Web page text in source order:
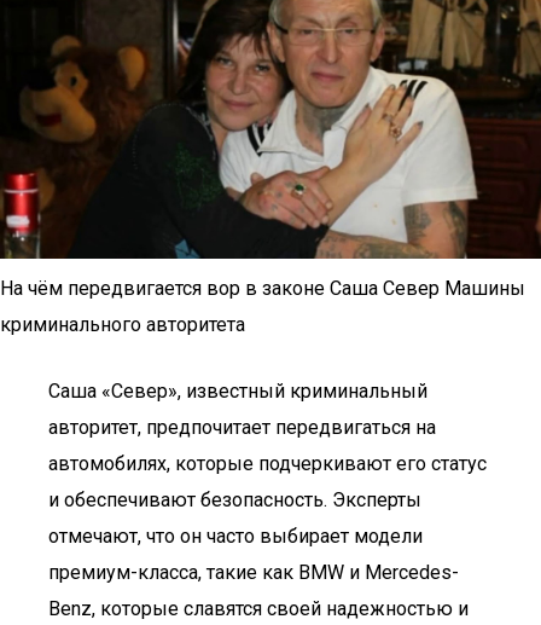
На чём передвигается вор в законе Саша Север Машины
криминального авторитета
Саша «Север», известный криминальный
авторитет, предпочитает передвигаться на
автомобилях, которые подчеркивают его статус
и обеспечивают безопасность. Эксперты
отмечают, что он часто выбирает модели
премиум-класса, такие как BMW и Mercedes-
Benz, которые славятся своей надежностью и